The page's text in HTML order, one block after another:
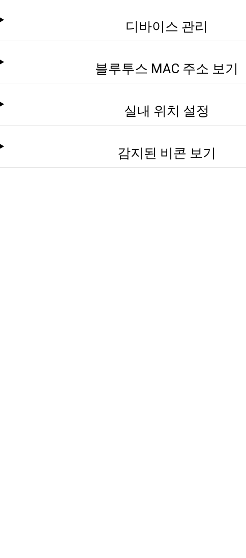
디바이스 관리
블루투스 MAC 주소 보기
실내 위치 설정
감지된 비콘 보기